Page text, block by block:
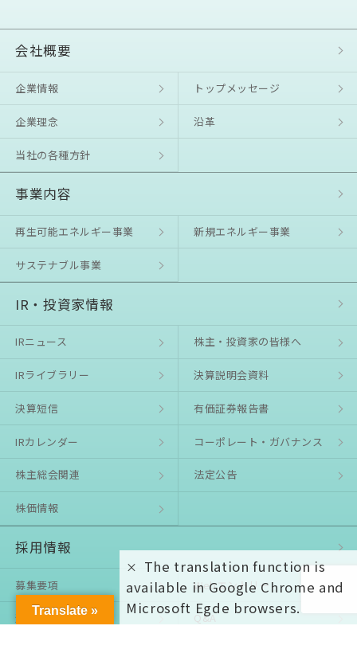
The translation function is
available in Google Chrome and
Microsoft Egde browsers.
会社概要
企業情報 トップメッセージ
企業理念 沿⾰
当社の各種方針
事業内容
再生可能エネルギー事業 新規エネルギー事業
サステナブル事業
IR・投資家情報
IRニュース 株主・投資家の皆様へ
IRライブラリー 決算説明会資料
決算短信 有価証券報告書
IRカレンダー コーポレート・ガバナンス
株主総会関連 法定公告
株価情報
採用情報
募集要項 Webエントリー
選考プロセス Q&A
Translate »